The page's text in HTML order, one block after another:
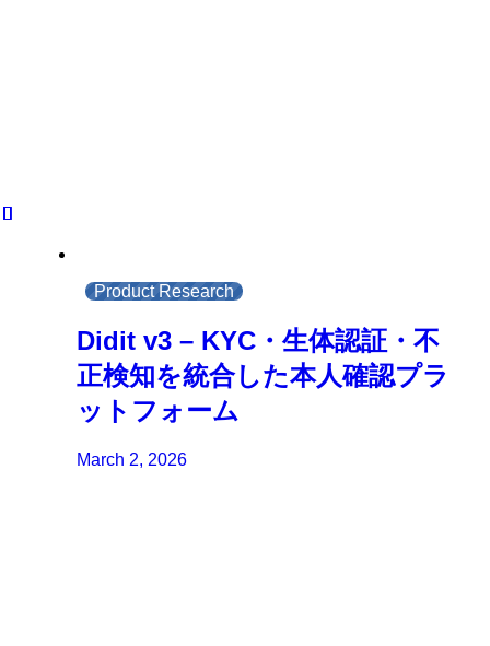
Product Research
Didit v3 – KYC・生体認証・不
正検知を統合した本人確認プラ
ットフォーム
March 2, 2026